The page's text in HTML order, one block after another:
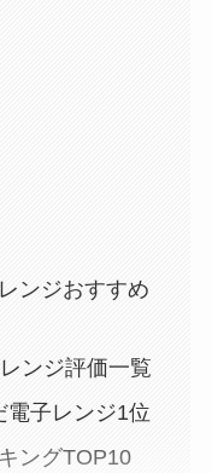
ンジおすすめ
ンジ評価一覧
電子レンジ1位
ングTOP10